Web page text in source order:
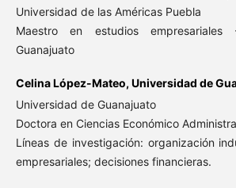
Universidad de las Américas Puebla
Maestro en estudios
Guanajuato
Celina López-Mateo, Universidad de
Universidad de Guanajuato
Doctora en Ciencias Económico
Líneas de investigación: organización
empresariales; decisiones financieras.